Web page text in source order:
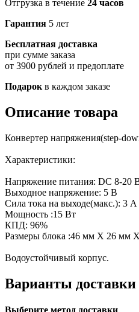
Отгрузка в течение 24 часов
Гарантия 5 лет
Бесплатная доставка
при сумме заказа
от 3900 рублей и предоплате
Подарок в каждом заказе
Описание товара
Конвертер напряжения(step-
Характеристики:
Напряжение питания: DC 8-20
Выходное напряжение: 5 В
Сила тока на выходе(макс.): 3 A
Мощность :15 Вт
КПД: 96%
Размеры блока :46 мм Х 26 мм
Водоустойчивый корпус.
Варианты доставки
Выберите метод доставки